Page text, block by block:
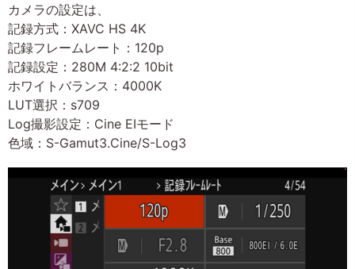
カメラの設定は、
記録方式：XAVC HS 4K
記録フレームレート：120p
記録設定：280M 4:2:2 10bit
ホワイトバランス：4000K
LUT選択：s709
Log撮影設定：Cine EIモード
色域：S-Gamut3.Cine/S-Log3